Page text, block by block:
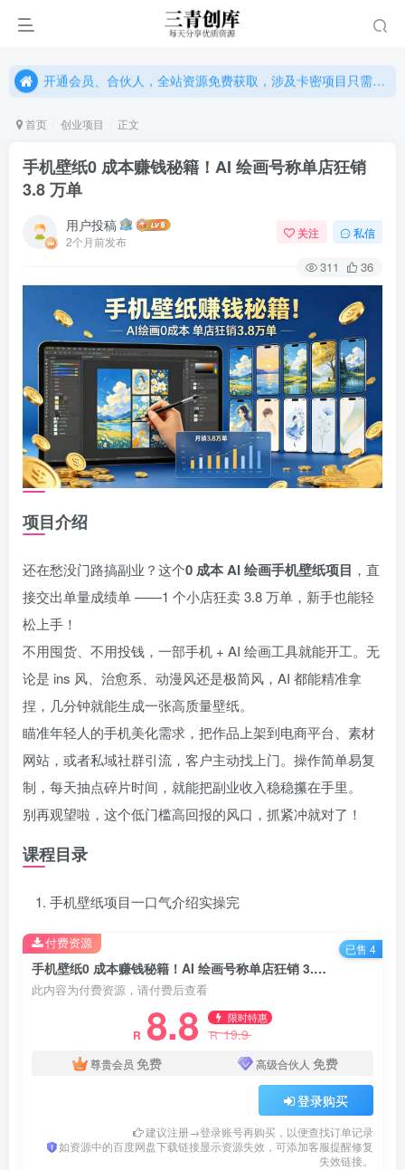
开通会员、合伙人，全站资源免费获取，涉及卡密项目只需单独购卡密（位置：网站右下悬浮按钮）
开通会员、合伙人，全站资源免费获取，涉及卡密项目只需单独购卡密（位置：网站右下悬浮按钮）
首页 创业项目 正文
手机壁纸0 成本赚钱秘籍！AI 绘画号称单店狂销
3.8 万单
用户投稿
2个月前发布
关注 私信
311 36
项目介绍
还在愁没门路搞副业？这个0 成本 AI 绘画手机壁纸项目 ，直
接交出单量成绩单 ——1 个小店狂卖 3.8 万单，新手也能轻
松上手！
不用囤货、不用投钱，一部手机 + AI 绘画工具就能开工。无
论是 ins 风、治愈系、动漫风还是极简风，AI 都能精准拿
捏，几分钟就能生成一张高质量壁纸。
瞄准年轻人的手机美化需求，把作品上架到电商平台、素材
网站，或者私域社群引流，客户主动找上门。操作简单易复
制，每天抽点碎片时间，就能把副业收入稳稳攥在手里。
别再观望啦，这个低门槛高回报的风口，抓紧冲就对了！
课程目录
手机壁纸项目一口气介绍实操完
手机壁纸0 成本赚钱秘籍！AI 绘画号称单店狂销 3.8 万单
此内容为付费资源，请付费后查看
R 8.8 限时特惠
R19.9
尊贵会员 免费 高级合伙人 免费
登录购买
建议注册→登录账号再购买，以便查找订单记录
如资源中的百度网盘下载链接显示资源失效，可添加客服提醒修复
失效链接。
付费资源 已售 4